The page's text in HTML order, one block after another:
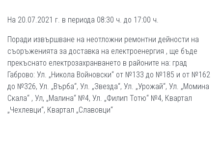
На 20.07.2021 г. в периода 08:30 ч. до 17:00 ч.
Поради извършване на неотложни ремонтни дейности на
съоръженията за доставка на електроенергия , ще бъде
прекъснато електрозахранването в районите на: град
Габрово: Ул. „Никола Войновски“ от №133 до №185 и от №162
до №326, Ул. „Върба“, Ул. „Звезда“, Ул. „Урожай“, Ул. „Момина
Скала“ , Ул, „Малина“ №4, Ул. „Филип Тотю“ №4, Квартал
„Чехлевци“, Квартал „Славовци“